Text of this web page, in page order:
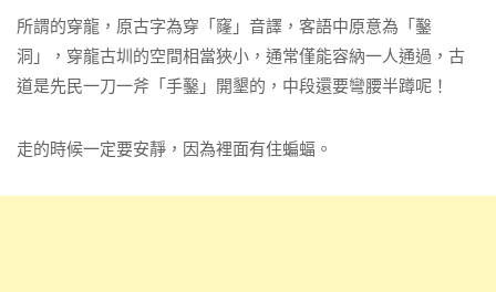
所謂的穿龍，原古字為穿「窿」音譯，客語中原意為「鑿
洞」，穿龍古圳的空間相當狹小，通常僅能容納一人通過，古
道是先民一刀一斧「手鑿」開墾的，中段還要彎腰半蹲呢！
走的時候一定要安靜，因為裡面有住蝙蝠。